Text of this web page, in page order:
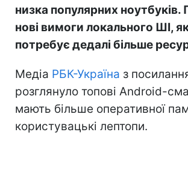
низка популярних ноутбуків.
нові вимоги локального ШІ,
потребує дедалі більше
Медіа РБК-Україна з
розглянуло топові Android-
мають більше оперативної
користувацькі лептопи.